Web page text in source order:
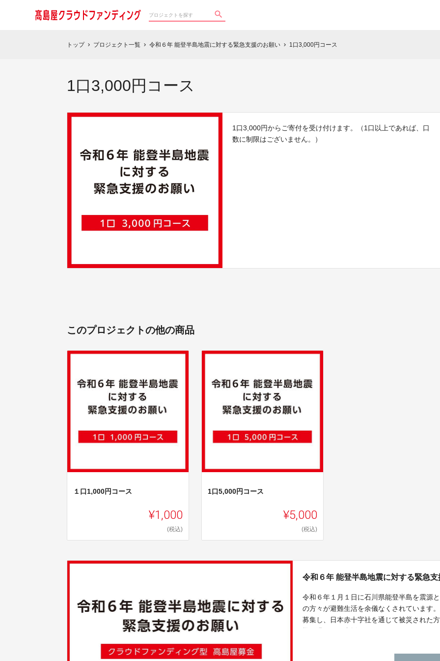
トップ chevron_right プロジェクト一覧 chevron_right 令和６年 能登半島地震に対する緊急支援のお願い chevron_right 1口3,000円コース
1口3,000円コース
1口3,000円からご寄付を受け付けます。（1口以上であれば、口
数に制限はございません。）
このプロジェクトの他の商品
１口1,000円コース
¥1,000
(税込)
1口5,000円コース
¥5,000
(税込)
令和６年 能登半島地震に対する緊急
令和６年１月１日に石川県能登半島を震源
の方々が避難生活を余儀なくされています
募集し、日本赤十字社を通じて被災された